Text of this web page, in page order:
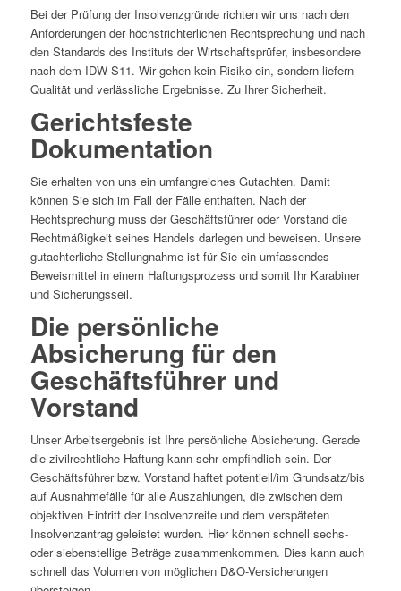
Bei der Prüfung der Insolvenzgründe richten wir uns nach den
Anforderungen der höchstrichterlichen Rechtsprechung und nach
den Standards des Instituts der Wirtschaftsprüfer, insbesondere
nach dem IDW S11. Wir gehen kein Risiko ein, sondern liefern
Qualität und verlässliche Ergebnisse. Zu Ihrer Sicherheit.
Gerichtsfeste
Dokumentation
Sie erhalten von uns ein umfangreiches Gutachten. Damit
können Sie sich im Fall der Fälle enthaften. Nach der
Rechtsprechung muss der Geschäftsführer oder Vorstand die
Rechtmäßigkeit seines Handels darlegen und beweisen. Unsere
gutachterliche Stellungnahme ist für Sie ein umfassendes
Beweismittel in einem Haftungsprozess und somit Ihr Karabiner
und Sicherungsseil.
Die persönliche
Absicherung für den
Geschäftsführer und
Vorstand
Unser Arbeitsergebnis ist Ihre persönliche Absicherung. Gerade
die zivilrechtliche Haftung kann sehr empfindlich sein. Der
Geschäftsführer bzw. Vorstand haftet potentiell/im Grundsatz/bis
auf Ausnahmefälle für alle Auszahlungen, die zwischen dem
objektiven Eintritt der Insolvenzreife und dem verspäteten
Insolvenzantrag geleistet wurden. Hier können schnell sechs-
oder siebenstellige Beträge zusammenkommen. Dies kann auch
schnell das Volumen von möglichen D&O-Versicherungen